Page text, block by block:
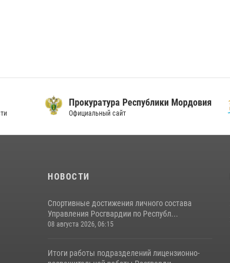
Прокуратура Республики Мордовия
Официальный сайт
НОВОСТИ
Спортивные достижения личного состава
Управления Росгвардии по Республ...
08 августа 2026, 06:15
Итоги работы подразделений лицензионно-